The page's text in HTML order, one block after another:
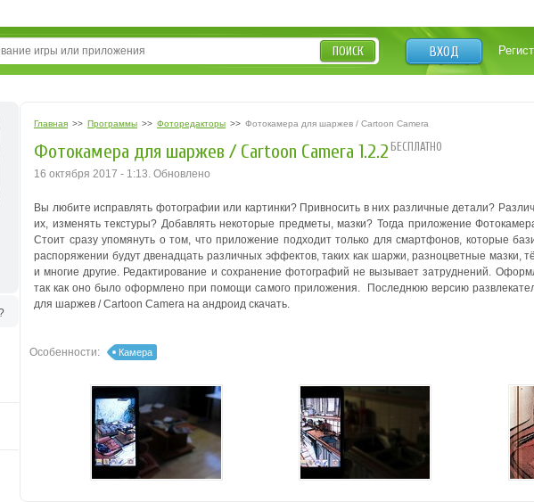
ВХОД
ПОИСК
Главная >> Программы >> Фоторедакторы >> Фотокамера для шаржев / Cartoon Camera
Фотокамера для шаржев / Cartoon Camera 1.2.2 БЕСПЛАТНО
16 октября 2017 - 1:13. Обновлено
Вы любите исправлять фотографии или картинки? Привносить в них различные детали?
их, изменять текстуры? Добавлять некоторые предметы, мазки? Тогда приложение
Стоит сразу упомянуть о том, что приложение подходит только для смартфонов, которые
распоряжении будут двенадцать различных эффектов, таких как шаржи, разноцветные мазки,
и многие другие. Редактирование и сохранение фотографий не вызывает затруднений.
так как оно было оформлено при помощи самого приложения. Последнюю версию
для шаржев / Cartoon Camera на андроид скачать.
Особенности: Камера